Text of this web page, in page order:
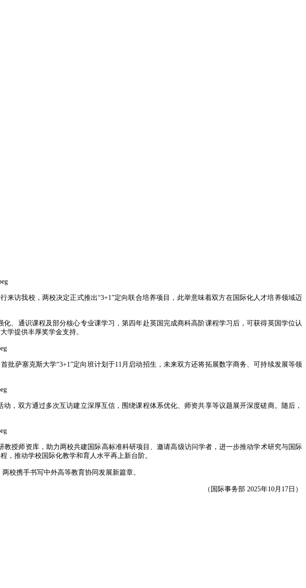
来访我校，两校决定正式推出“3+1”定向联合培养项目，此举意味着双方在国际化人才培养领域迈
、通识课程及部分核心专业课学习，第四年赴英国完成商科高阶课程学习后，可获得英国学位认
学提供丰厚奖学金支持。
萨塞克斯大学“3+1”定向班计划于11月启动招生，未来双方还将拓展数字商务、可持续发展等领
，双方通过多次互访建立深厚互信，围绕课程体系优化、师资共享等议题展开深度磋商。随后，
授师资库，助力两校共建国际高标准科研项目、邀请高级访问学者，进一步推动学术研究与国际
，推动学校国际化教学和育人水平再上新台阶。
校携手书写中外高等教育协同发展新篇章。
（国际事务部 2025年10月17日）